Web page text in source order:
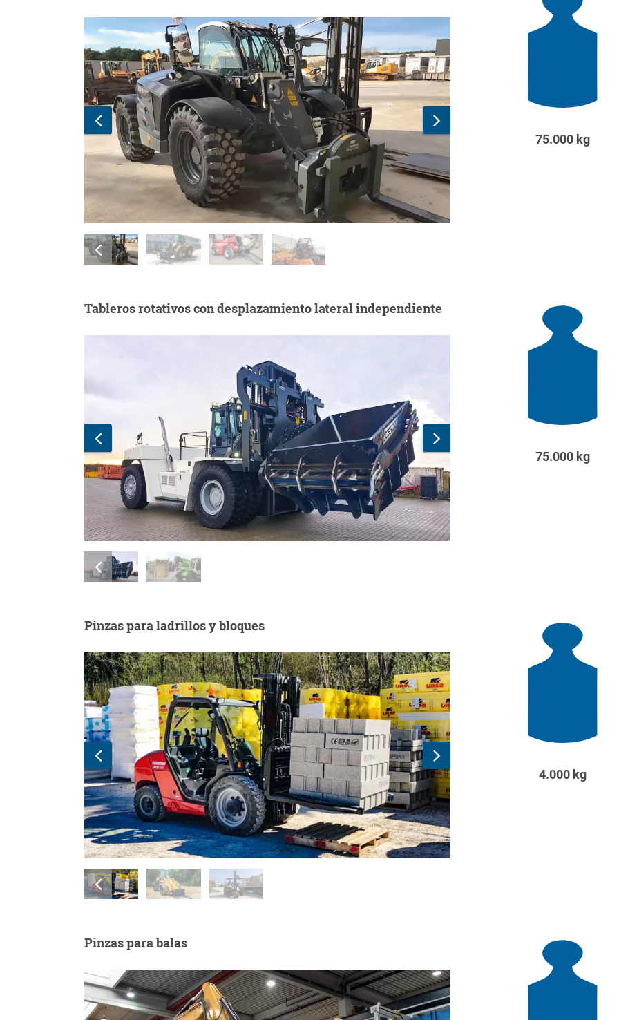
75.000 kg
Tableros rotativos con desplazamiento lateral independiente
75.000 kg
Pinzas para ladrillos y bloques
4.000 kg
Pinzas para balas